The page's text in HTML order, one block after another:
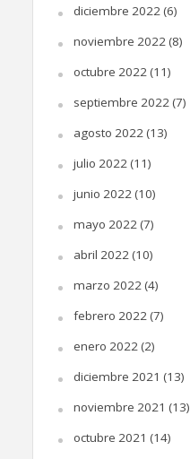
diciembre 2022(6)
noviembre 2022(8)
octubre 2022(11)
septiembre 2022(7)
agosto 2022(13)
julio 2022(11)
junio 2022(10)
mayo 2022(7)
abril 2022(10)
marzo 2022(4)
febrero 2022(7)
enero 2022(2)
diciembre 2021 (13)
noviembre 2021 (13)
octubre 2021 (14)